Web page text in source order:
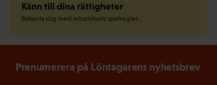
Känn till dina rättigheter
Bekanta dig med arbetslivets spelregler.
Prenumerera på Löntagarens nyhetsbrev